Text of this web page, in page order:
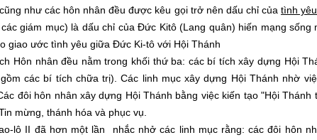
như các hôn nhân đều được kêu gọi trở nên dấu chỉ củatình
các giám mục) là dấu chỉ của Đức Kitô (Lang quân) hiến mạng sống
giao ước tình yêu giữa Đức Ki-tô với Hội Thánh
Hôn nhân đều nằm trong khối thứ ba: các bí tích xây dựng Hội
các bí tích chữa trị). Các linh mục xây dựng Hội Thánh nhờ
đôi hôn nhân xây dựng Hội Thánh bằng việc kiến tạo "Hội Thánh
mừng, thánh hóa và phục vụ.
lô II đã hơn một lần nhắc nhở các linh mục rằng: các đôi hôn